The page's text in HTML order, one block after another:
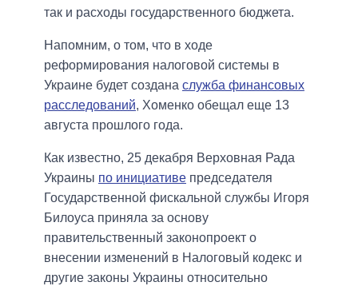
так и расходы государственного бюджета.
Напомним, о том, что в ходе
реформирования налоговой системы в
Украине будет создана служба финансовых
расследований, Хоменко обещал еще 13
августа прошлого года.
Как известно, 25 декабря Верховная Рада
Украины по инициативе председателя
Государственной фискальной службы Игоря
Билоуса приняла за основу
правительственный законопроект о
внесении изменений в Налоговый кодекс и
другие законы Украины относительно